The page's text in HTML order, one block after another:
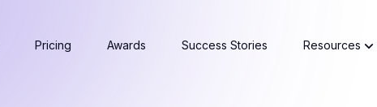
Pricing Awards Success Stories Resources